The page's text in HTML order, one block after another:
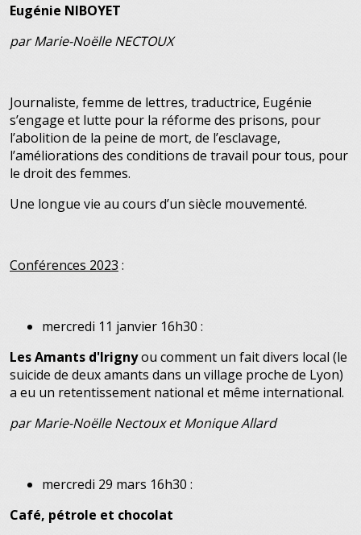
Eugénie NIBOYET
par Marie-Noëlle NECTOUX
Journaliste, femme de lettres, traductrice, Eugénie
s’engage et lutte pour la réforme des prisons, pour
l’abolition de la peine de mort, de l’esclavage,
l’améliorations des conditions de travail pour tous, pour
le droit des femmes.
Une longue vie au cours d’un siècle mouvementé.
Conférences 2023 :
mercredi 11 janvier 16h30 :
Les Amants d'Irignyou comment un fait divers local (le
suicide de deux amants dans un village proche de Lyon)
a eu un retentissement national et même international.
par Marie-Noëlle Nectoux et Monique Allard
mercredi 29 mars 16h30 :
Café, pétrole et chocolat